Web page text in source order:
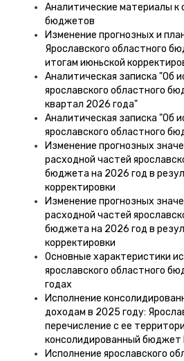
Аналитические материалы к
бюджетов
Изменение прогнозных и
Ярославского областного
итогам июньской
Аналитическая записка "Об
ярославского областного
квартал 2026 года"
Аналитическая записка "Об
ярославского областного
Изменение прогнозных
расходной частей
бюджета на 2026 год в
корректировки
Изменение прогнозных
расходной частей
бюджета на 2026 год в
корректировки
Основные характеристики
ярославского областного
годах
Исполнение
доходам в 2025 году:
перечисление с ее
консолидированный
Исполнение ярославского